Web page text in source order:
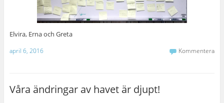
Elvira, Erna och Greta
april 6, 2016 Kommentera
Våra ändringar av havet är djupt!